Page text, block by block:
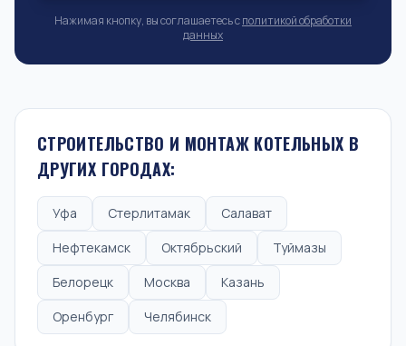
Нажимая кнопку, вы соглашаетесь сполитикой обработки
данных
СТРОИТЕЛЬСТВО И МОНТАЖ КОТЕЛЬНЫХ В
ДРУГИХ ГОРОДАХ:
Уфа Стерлитамак
Салават
Нефтекамск
Октябрьский
Туймазы
Белорецк
Москва
Казань
Оренбург
Челябинск